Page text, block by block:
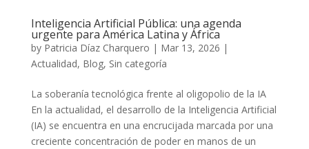
Inteligencia Artificial Pública: una agenda
urgente para América Latina y África
by Patricia Díaz Charquero | Mar 13, 2026 |
Actualidad, Blog, Sin categoría
La soberanía tecnológica frente al oligopolio de la IA
En la actualidad, el desarrollo de la Inteligencia Artificial
(IA) se encuentra en una encrucijada marcada por una
creciente concentración de poder en manos de un